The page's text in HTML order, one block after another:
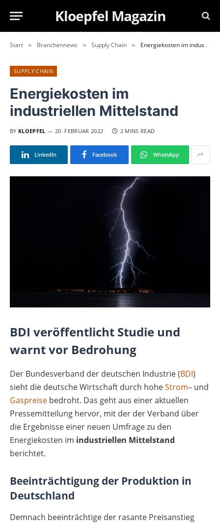
Kloepfel Magazin
Start » Branchennews » Supply Chain » Energiekosten im industriellen Mittelstand
SUPPLY CHAIN
Energiekosten im
industriellen Mittelstand
BY KLOEPFEL 20. FEBRUAR 2022 2 MINS READ
LinkedIn Facebook WhatsApp
BDI veröffentlicht Studie und
warnt vor Bedrohung
Der Bundesverband der deutschen Industrie (BDI)
sieht die deutsche Wirtschaft durch hoheStrom– und
Gaspreise bedroht. Das geht aus einer aktuellen
Pressemitteilung hervor, mit der der Verband über
die Ergebnisse einer neuen Umfrage zu den
Energiekosten im industriellen Mittelstand
berichtet.
Beeinträchtigung der Produktion in
Deutschland
Demnach beeinträchtige der rasante Preisanstieg